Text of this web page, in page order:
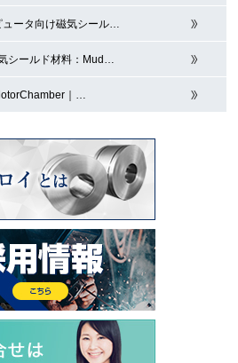
ータ向け磁気シール…
シールド材料：Mud …
｜ …